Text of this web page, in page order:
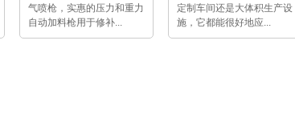
气喷枪，实惠的压力和重力
自动加料枪用于修补...
定制车间还是大体积生产设
施，它都能很好地应...